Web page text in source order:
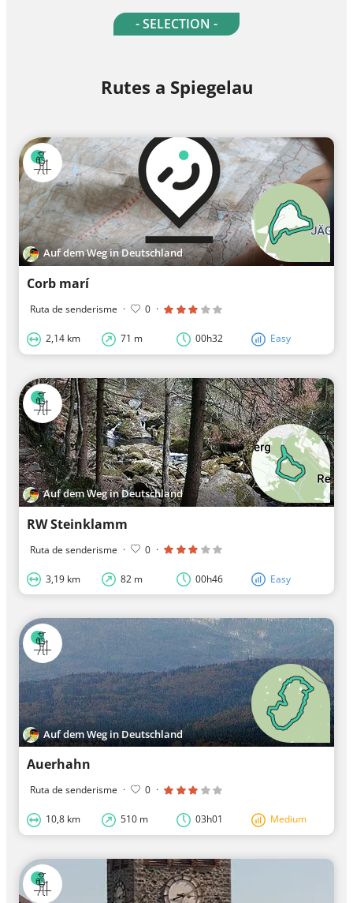
- SELECTION -
Rutes a Spiegelau
Auf dem Weg in Deutschland
Corb marí
Ruta de senderisme · 0 ·
2,14 km 71 m 00h32 Easy
Auf dem Weg in Deutschland
RW Steinklamm
Ruta de senderisme · 0 ·
3,19 km 82 m 00h46 Easy
Auf dem Weg in Deutschland
Auerhahn
Ruta de senderisme · 0 ·
10,8 km 510 m 03h01 Medium